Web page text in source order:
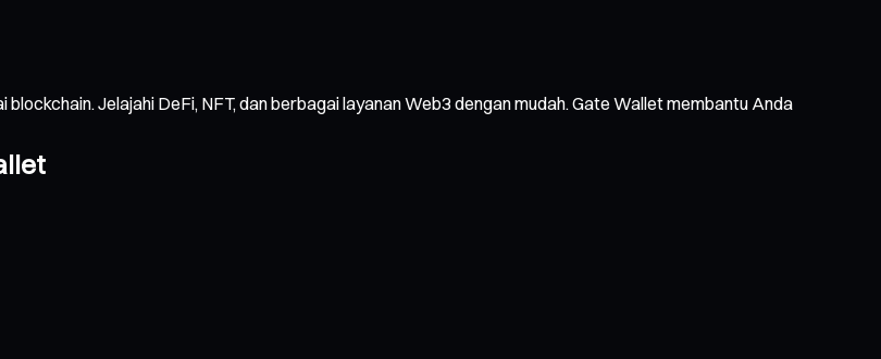
Jelajahi DeFi, NFT, dan berbagai layanan Web3 dengan mudah. Gate Wallet membantu Anda